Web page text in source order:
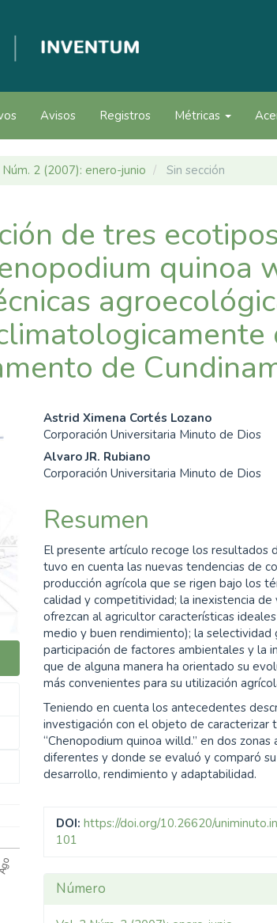
Avisos Registros Métricas
2 (2007): enero-junio Sin sección
de tres
quinoa
de
Contenido
principal
del
artículo
Astrid Ximena Cortés Lozano
Corporación Universitaria Minuto de Dios
Alvaro JR. Rubiano
Corporación Universitaria Minuto de Dios
Resumen
El presente artículo recoge los resultados
tuvo en cuenta las nuevas tendencias de
producción agrícola que se rigen bajo los
calidad y competitividad; la inexistencia de
ofrezcan al agricultor características
medio y buen rendimiento); la
participación de factores ambientales y la
que de alguna manera ha orientado su
más convenientes para su utilización
Teniendo en cuenta los antecedentes
investigación con el objeto de caracterizar
“Chenopodium quinoa willd.” en dos
diferentes y donde se evaluó y comparó
desarrollo, rendimiento y adaptabilidad.
DOI: https://doi.org/10.26620/
101
Detalles
del
Número